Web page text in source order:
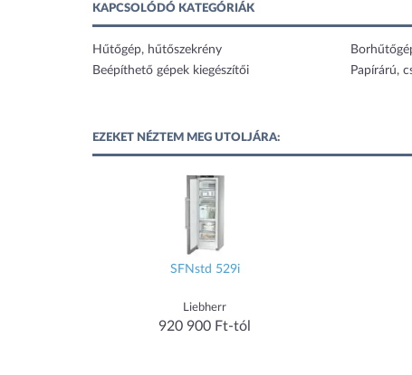
KAPCSOLÓDÓ KATEGÓRIÁK
Hűtőgép, hűtőszekrény
Beépíthető gépek kiegészítői
Papírárú,
EZEKET NÉZTEM MEG UTOLJÁRA:
SFNstd 529i
Liebherr
920 900 Ft-tól